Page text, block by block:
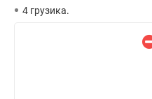
4 грузика.